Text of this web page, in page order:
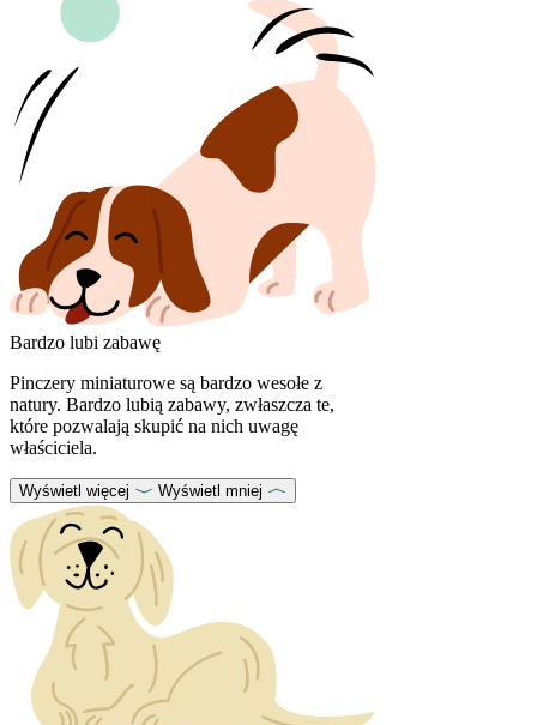
Bardzo lubi zabawę
Pinczery miniaturowe są bardzo wesołe z
natury. Bardzo lubią zabawy, zwłaszcza te,
które pozwalają skupić na nich uwagę
właściciela.
Wyświetl więcej Wyświetl mniej